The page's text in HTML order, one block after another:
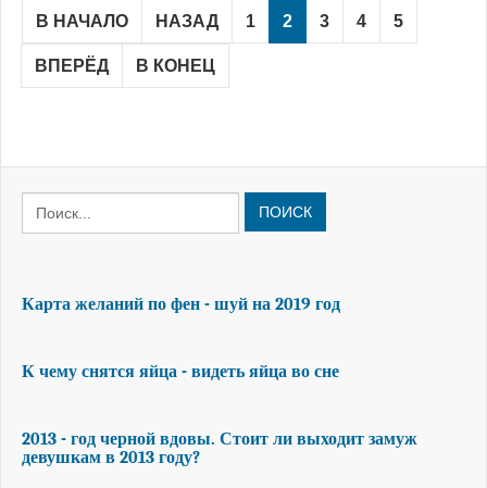
В НАЧАЛО НАЗАД 1 2 3 4 5
ВПЕРЁД В КОНЕЦ
ПОИСК
Карта желаний по фен - шуй на 2019 год
К чему снятся яйца - видеть яйца во сне
2013 - год черной вдовы. Стоит ли выходит замуж
девушкам в 2013 году?